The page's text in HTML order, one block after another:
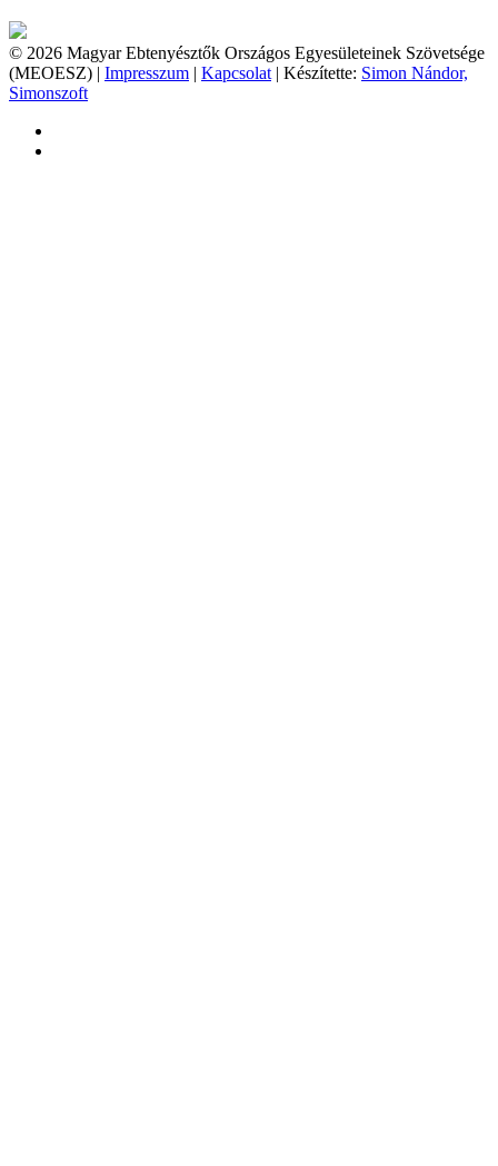
© 2026 Magyar Ebtenyésztők Országos Egyesületeinek Szövetsége
(MEOESZ) | Impresszum | Kapcsolat | Készítette: Simon Nándor,
Simonszoft